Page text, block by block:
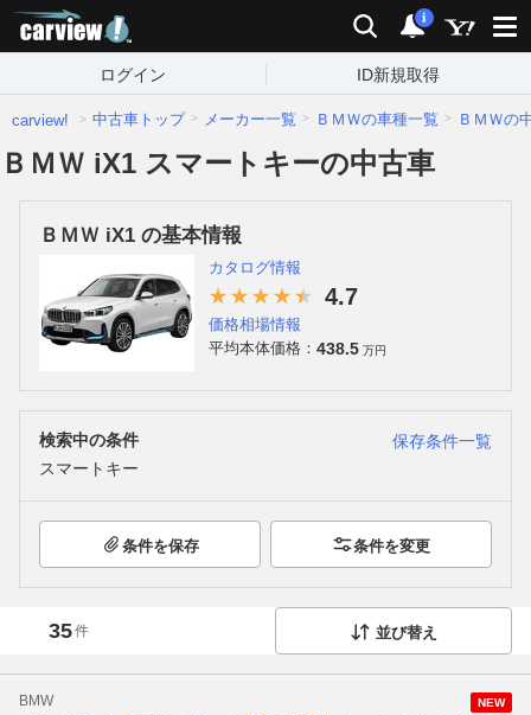
検索 通知
i
ログイン ID新規取得
carview! 中古車トップ メーカー一覧 ＢＭＷの車種一覧 ＢＭＷの
ＢＭＷ iX1 スマートキーの中古車
ＢＭＷ iX1 の基本情報
カタログ情報
4.7
価格相場情報
平均本体価格： 438.5 万円
検索中の条件
保存条件一覧
スマートキー
条件を保存 条件を変更
35件 並び替え
NEW
BMW